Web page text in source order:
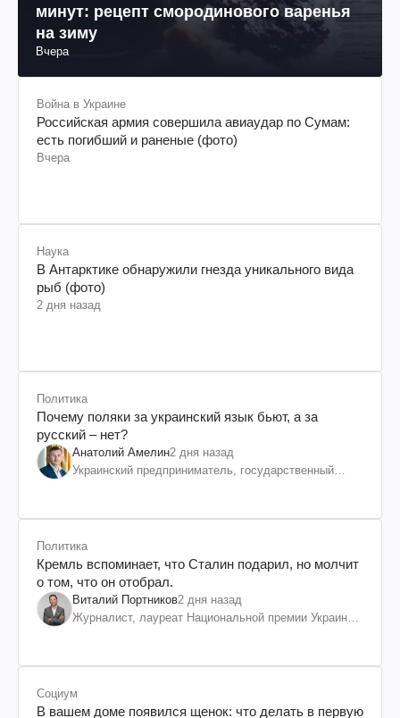
минут: рецепт смородинового варенья
на зиму
Вчера
Война в Украине
Российская армия совершила авиаудар по Сумам:
есть погибший и раненые (фото)
Вчера
Наука
В Антарктике обнаружили гнезда уникального вида
рыб (фото)
2 дня назад
Политика
Почему поляки за украинский язык бьют, а за
русский – нет?
Анатолий Амелин2 дня назад
Украинский предприниматель, государственный
Политика
Кремль вспоминает, что Сталин подарил, но молчит
о том, что он отобрал.
Виталий Портников2 дня назад
Журналист, лауреат Национальной премии Украины
Социум
В вашем доме появился щенок: что делать в первую